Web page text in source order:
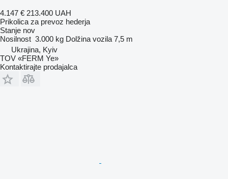
4.147 € 213.400 UAH
Prikolica za prevoz hederja
Stanje nov
Nosilnost 3.000 kg Dolžina vozila 7,5 m
Ukrajina, Kyiv
TOV «FERM Ye»
Kontaktirajte prodajalca